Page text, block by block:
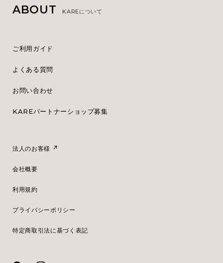
ABOUT KAREについて
ご利用ガイド
よくある質問
お問い合わせ
KAREパートナーショップ募集
法人のお客様
会社概要
利用規約
プライバシーポリシー
特定商取引法に基づく表記